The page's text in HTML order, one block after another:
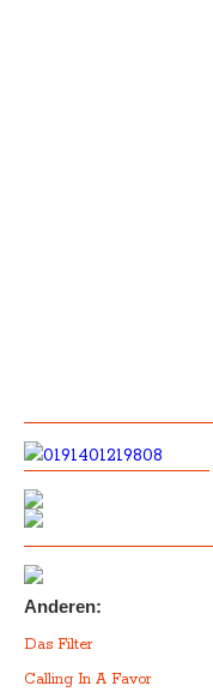
Anderen:
Das Filter
Calling In A Favor